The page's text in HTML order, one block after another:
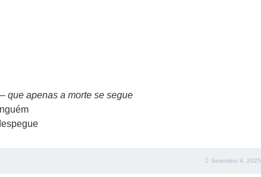
que apenas a morte se segue
Setembro 4, 2025